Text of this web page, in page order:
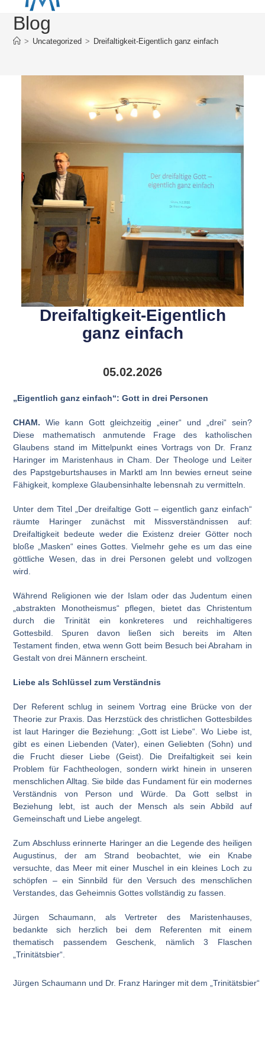
Blog
> Uncategorized > Dreifaltigkeit-Eigentlich ganz einfach
Dreifaltigkeit-Eigentlich
ganz einfach
05.02.2026
„Eigentlich ganz einfach“: Gott in drei Personen
CHAM. Wie kann Gott gleichzeitig „einer“ und „drei“ sein?
Diese mathematisch anmutende Frage des katholischen
Glaubens stand im Mittelpunkt eines Vortrags von Dr. Franz
Haringer im Maristenhaus in Cham. Der Theologe und Leiter
des Papstgeburtshauses in Marktl am Inn bewies erneut seine
Fähigkeit, komplexe Glaubensinhalte lebensnah zu vermitteln.
Unter dem Titel „Der dreifaltige Gott – eigentlich ganz einfach“
räumte Haringer zunächst mit Missverständnissen auf:
Dreifaltigkeit bedeute weder die Existenz dreier Götter noch
bloße „Masken“ eines Gottes. Vielmehr gehe es um das eine
göttliche Wesen, das in drei Personen gelebt und vollzogen
wird.
Während Religionen wie der Islam oder das Judentum einen
„abstrakten Monotheismus“ pflegen, bietet das Christentum
durch die Trinität ein konkreteres und reichhaltigeres
Gottesbild. Spuren davon ließen sich bereits im Alten
Testament finden, etwa wenn Gott beim Besuch bei Abraham in
Gestalt von drei Männern erscheint.
Liebe als Schlüssel zum Verständnis
Der Referent schlug in seinem Vortrag eine Brücke von der
Theorie zur Praxis. Das Herzstück des christlichen Gottesbildes
ist laut Haringer die Beziehung: „Gott ist Liebe“. Wo Liebe ist,
gibt es einen Liebenden (Vater), einen Geliebten (Sohn) und
die Frucht dieser Liebe (Geist). Die Dreifaltigkeit sei kein
Problem für Fachtheologen, sondern wirkt hinein in unseren
menschlichen Alltag. Sie bilde das Fundament für ein modernes
Verständnis von Person und Würde. Da Gott selbst in
Beziehung lebt, ist auch der Mensch als sein Abbild auf
Gemeinschaft und Liebe angelegt.
Zum Abschluss erinnerte Haringer an die Legende des heiligen
Augustinus, der am Strand beobachtet, wie ein Knabe
versuchte, das Meer mit einer Muschel in ein kleines Loch zu
schöpfen – ein Sinnbild für den Versuch des menschlichen
Verstandes, das Geheimnis Gottes vollständig zu fassen.
Jürgen Schaumann, als Vertreter des Maristenhauses,
bedankte sich herzlich bei dem Referenten mit einem
thematisch passendem Geschenk, nämlich 3 Flaschen
„Trinitätsbier“.
Jürgen Schaumann und Dr. Franz Haringer mit dem „Trinitätsbier“